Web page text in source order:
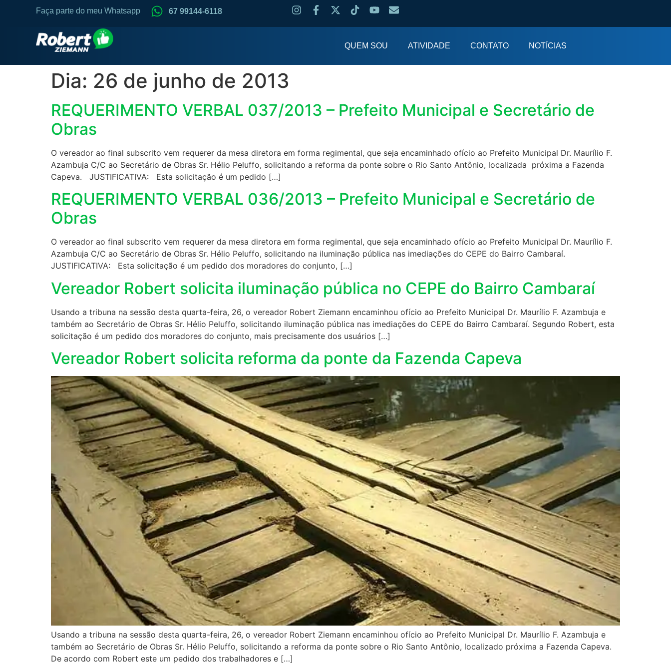
Faça parte do meu Whatsapp 67 99144-6118
QUEM SOU ATIVIDADE CONTATO NOTÍCIAS
Dia: 26 de junho de 2013
REQUERIMENTO VERBAL 037/2013 – Prefeito Municipal e Secretário de
Obras
O vereador ao final subscrito vem requerer da mesa diretora em forma regimental, que seja encaminhado ofício ao Prefeito Municipal Dr. Maurílio F.
Azambuja C/C ao Secretário de Obras Sr. Hélio Peluffo, solicitando a reforma da ponte sobre o Rio Santo Antônio, localizada próxima a Fazenda
Capeva. JUSTIFICATIVA: Esta solicitação é um pedido […]
REQUERIMENTO VERBAL 036/2013 – Prefeito Municipal e Secretário de
Obras
O vereador ao final subscrito vem requerer da mesa diretora em forma regimental, que seja encaminhado ofício ao Prefeito Municipal Dr. Maurílio F.
Azambuja C/C ao Secretário de Obras Sr. Hélio Peluffo, solicitando na iluminação pública nas imediações do CEPE do Bairro Cambaraí.
JUSTIFICATIVA: Esta solicitação é um pedido dos moradores do conjunto, […]
Vereador Robert solicita iluminação pública no CEPE do Bairro Cambaraí
Usando a tribuna na sessão desta quarta-feira, 26, o vereador Robert Ziemann encaminhou ofício ao Prefeito Municipal Dr. Maurílio F. Azambuja e
também ao Secretário de Obras Sr. Hélio Peluffo, solicitando iluminação pública nas imediações do CEPE do Bairro Cambaraí. Segundo Robert, esta
solicitação é um pedido dos moradores do conjunto, mais precisamente dos usuários […]
Vereador Robert solicita reforma da ponte da Fazenda Capeva
Usando a tribuna na sessão desta quarta-feira, 26, o vereador Robert Ziemann encaminhou ofício ao Prefeito Municipal Dr. Maurílio F. Azambuja e
também ao Secretário de Obras Sr. Hélio Peluffo, solicitando a reforma da ponte sobre o Rio Santo Antônio, localizado próxima a Fazenda Capeva.
De acordo com Robert este um pedido dos trabalhadores e […]